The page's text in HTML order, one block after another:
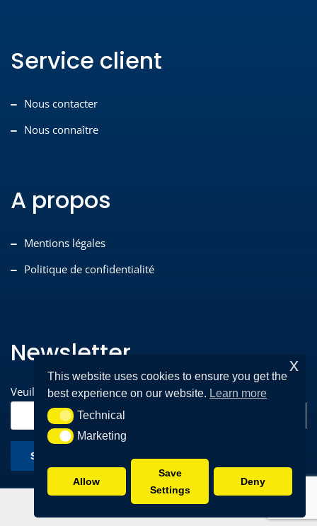
Service client
Nous contacter
Nous connaître
A propos
Mentions légales
Politique de confidentialité
Newsletter
Veuillez entrer votre adresse e-mail pour vous inscrire*
HYTEM ©2025
This website uses cookies to ensure you get the
best experience on our website. Learn more
TechnicalTechnical
MarketingMarketing
Allow
Save
Settings
Deny
x